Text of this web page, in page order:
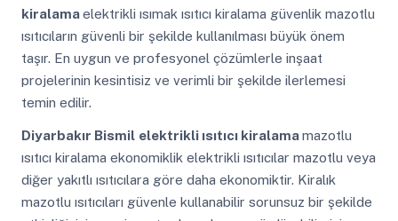
kiralamaelektrikli ısımak ısıtıcı kiralama güvenlik mazotlu
ısıtıcıların güvenli bir şekilde kullanılması büyük önem
taşır. En uygun ve profesyonel çözümlerle inşaat
projelerinin kesintisiz ve verimli bir şekilde ilerlemesi
temin edilir.
Diyarbakır Bismil elektrikli ısıtıcı kiralamamazotlu
ısıtıcı kiralama ekonomiklik elektrikli ısıtıcılar mazotlu veya
diğer yakıtlı ısıtıcılara göre daha ekonomiktir. Kiralık
mazotlu ısıtıcıları güvenle kullanabilir sorunsuz bir şekilde